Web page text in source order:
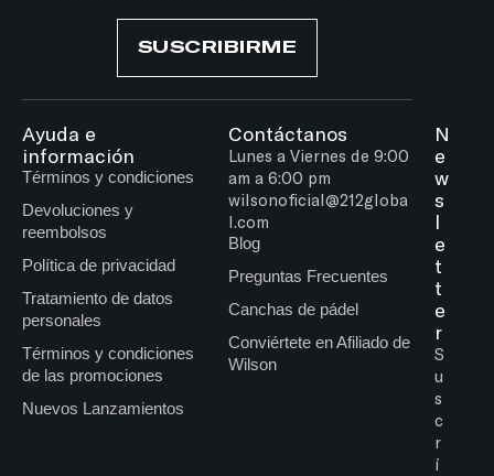
SUSCRIBIRME
Ayuda e
información
Términos y condiciones
Devoluciones y
reembolsos
Política de privacidad
Tratamiento de datos
personales
Términos y condiciones
de las promociones
Nuevos Lanzamientos
Contáctanos
Lunes a Viernes de 9:00
am a 6:00 pm
wilsonoficial@212globa
l.com
Blog
Preguntas Frecuentes
Canchas de pádel
Conviértete en Afiliado de
Wilson
N
e
w
s
l
e
t
t
e
r
S
u
s
c
r
í